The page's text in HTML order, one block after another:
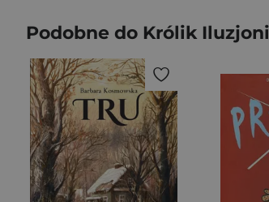
Podobne do Królik